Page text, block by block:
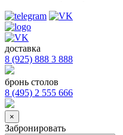
доставка
8 (925) 888 3 888
бронь столов
8 (495) 2 555 666
×
Забронировать